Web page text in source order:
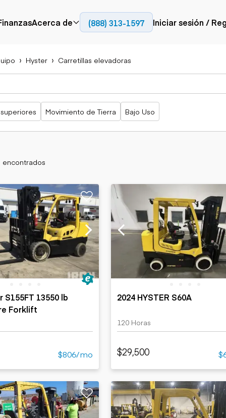
sobre
cargadores
de
Pavimentación
Adoquines
Recuperadores de
carreteras
energía
Generadores
Trailers
Remolques
volcados
Remolques de
plataforma
Remolques de
volquetes
servicio
Camiones
especiales
Camiones con
remolque cisterna
Acerca de
(888) 313-1597 Iniciar sesión /
Hyster Carretillas elevadoras
Movimiento de Tierra Bajo Uso
encontrados
S155FT 13550 lb
Forklift
$806/mo
2024 HYSTER S60A
120 Horas
$29,500